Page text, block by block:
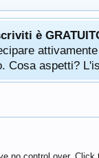
è
Cosa aspetti?